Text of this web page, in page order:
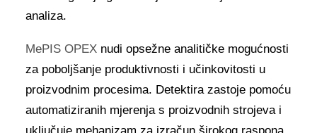
analiza.
MePIS OPEX nudi opsežne analitičke mogućnosti
za poboljšanje produktivnosti i učinkovitosti u
proizvodnim procesima. Detektira zastoje pomoću
automatiziranih mjerenja s proizvodnih strojeva i